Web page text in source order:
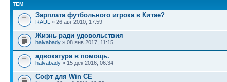
ТЕМ
Зарплата футбольного игрока в Китае?
RAUL » 26 авг 2010, 17:59
Жизнь ради удовольствия
halvabady » 08 янв 2017, 11:15
адвокатура в помощь.
halvabady » 15 дек 2016, 06:34
Софт для Win CE